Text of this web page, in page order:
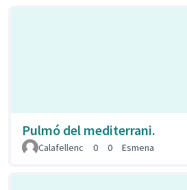
Pulmó del mediterrani.
Calafellenc
0 0 Esmena